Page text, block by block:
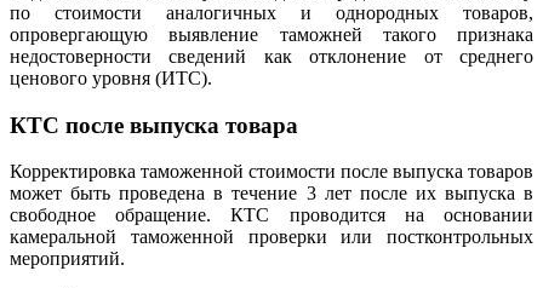
по стоимости аналогичных и однородных товаров,
опровергающую выявление таможней такого признака
недостоверности сведений как отклонение от среднего
ценового уровня (ИТС).
КТС после выпуска товара
Корректировка таможенной стоимости после выпуска товаров
может быть проведена в течение 3 лет после их выпуска в
свободное обращение. КТС проводится на основании
камеральной таможенной проверки или постконтрольных
мероприятий.